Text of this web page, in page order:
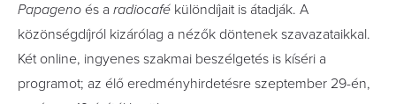
Papageno és a radiocafé különdíjait is átadják. A
közönségdíjról kizárólag a nézők döntenek szavazataikkal.
Két online, ingyenes szakmai beszélgetés is kíséri a
programot; az élő eredményhirdetésre szeptember 29-én,